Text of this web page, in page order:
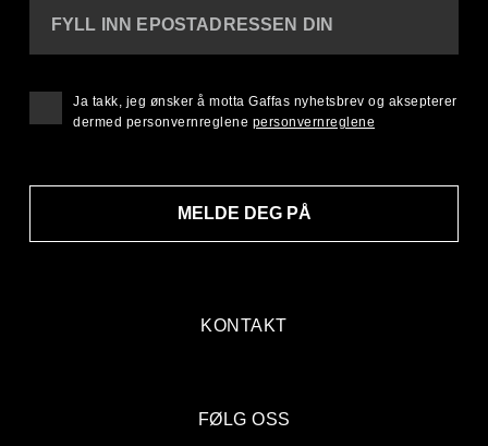
KONTAKT
FYLL INN EPOSTADRESSEN DIN
MELDE DEG PÅ
Ja takk, jeg ønsker å motta Gaffas nyhetsbrev og aksepterer
dermed personvernreglene personvernreglene
FØLG OSS